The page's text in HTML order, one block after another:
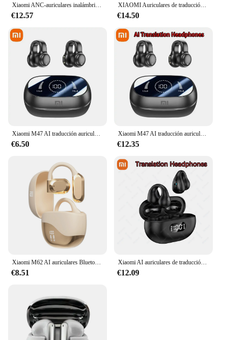
Xiaomi ANC-auriculares inalámbricos con Bluetooth, cascos con traducción, Control de pantalla táctil inteligente, reducción activa de ruido, intrauditivos
€12.57
XIAOMI Auriculares de traducción inalámbricos AI Dispositivo de traducción de idiomas de traducción inteligente 144 idiomas Auriculares Bluetooth 5,4
€14.50
Xiaomi M47 AI traducción auriculares inalámbricos Bluetooth carga cancelación de ruido traducción AI en tiempo Real con micrófono
€6.50
Xiaomi M47 AI traducción auriculares inalámbricos Bluetooth carga cancelación de ruido traducción AI en tiempo Real con micrófono
€12.35
Xiaomi M62 AI auriculares Bluetooth TWS suspensión táctil traducción auriculares Ultra claros llamada de idioma auriculares deportivos impermeables
€8.51
Xiaomi AI auriculares de traducción 1447 idiomas impermeable reducción de ruido traducción abierta AI traducción Clip-on auriculares
€12.09